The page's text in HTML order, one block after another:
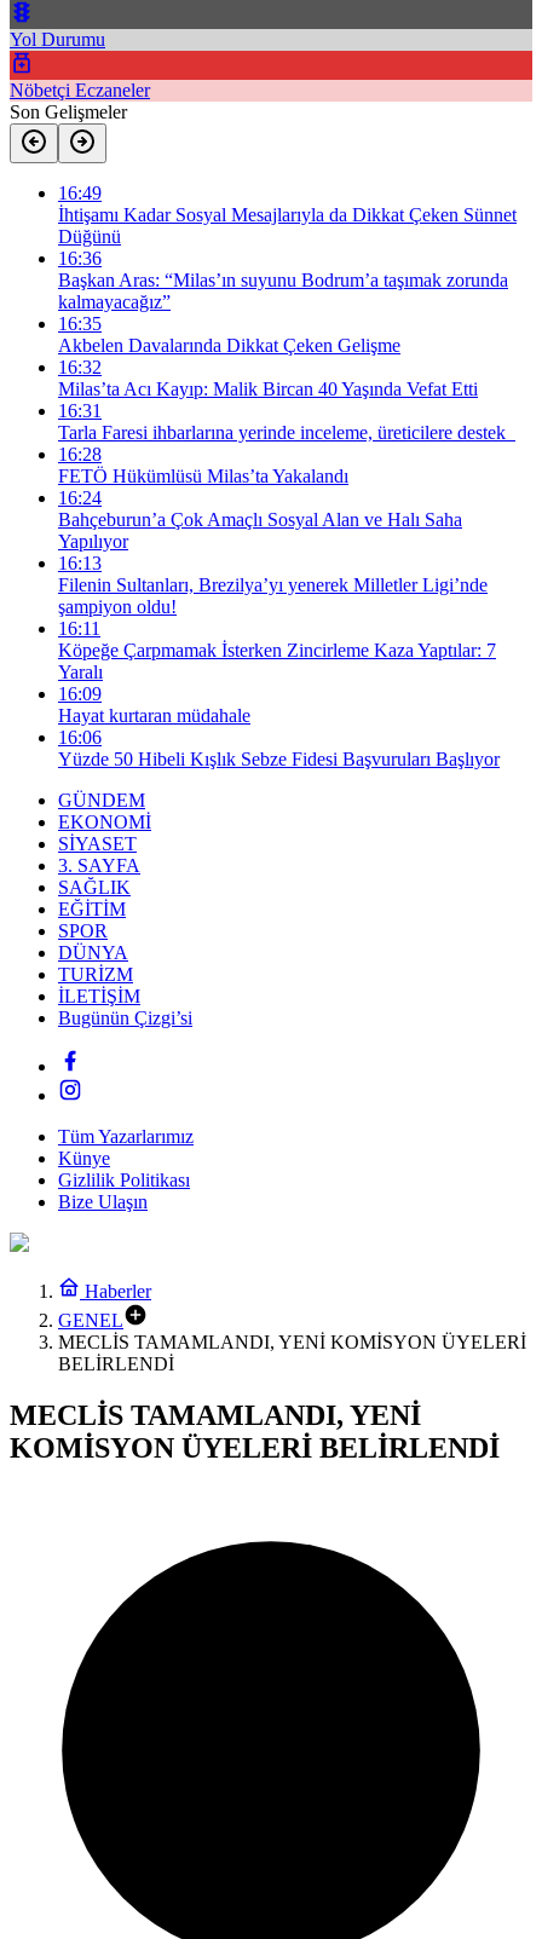
Yol Durumu
Nöbetçi Eczaneler
Son Gelişmeler
16:49
İhtişamı Kadar Sosyal Mesajlarıyla da Dikkat Çeken Sünnet
Düğünü
16:36
Başkan Aras: “Milas’ın suyunu Bodrum’a taşımak zorunda
kalmayacağız”
16:35
Akbelen Davalarında Dikkat Çeken Gelişme
16:32
Milas’ta Acı Kayıp: Malik Bircan 40 Yaşında Vefat Etti
16:31
Tarla Faresi ihbarlarına yerinde inceleme, üreticilere destek
16:28
FETÖ Hükümlüsü Milas’ta Yakalandı
16:24
Bahçeburun’a Çok Amaçlı Sosyal Alan ve Halı Saha
Yapılıyor
16:13
Filenin Sultanları, Brezilya’yı yenerek Milletler Ligi’nde
şampiyon oldu!
16:11
Köpeğe Çarpmamak İsterken Zincirleme Kaza Yaptılar: 7
Yaralı
16:09
Hayat kurtaran müdahale
16:06
Yüzde 50 Hibeli Kışlık Sebze Fidesi Başvuruları Başlıyor
GÜNDEM
EKONOMİ
SİYASET
3. SAYFA
SAĞLIK
EĞİTİM
SPOR
DÜNYA
TURİZM
İLETİŞİM
Bugünün Çizgi’si
Tüm Yazarlarımız
Künye
Gizlilik Politikası
Bize Ulaşın
Haberler
GENEL
MECLİS TAMAMLANDI, YENİ KOMİSYON ÜYELERİ
BELİRLENDİ
MECLİS TAMAMLANDI, YENİ
KOMİSYON ÜYELERİ BELİRLENDİ